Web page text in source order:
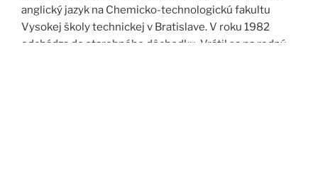
anglický jazyk na Chemicko-technologickú fakultu
Vysokej školy technickej v Bratislave. V roku 1982
odchádza do starobného dôchodku. Vrátil sa na rodný